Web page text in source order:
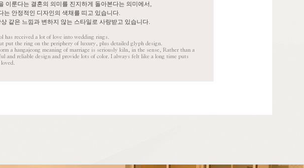
이룬다는 결혼의 의미를 진지하게 돌아본다는 의미에서,
는 안정적인 디자인의 색채를 띠고 있습니다.
같은 느낌과 변하지 않는 스타일로 사랑받고 있습니다.
has received a lot of love into wedding rings.
put the ring on the periphery of luxury, plus detailed glyph design.
a hangajeong meaning of marriage is seriously kiln, in the sense, Rather than a
and reliable design and provide lots of color. I always felt like a long time puts